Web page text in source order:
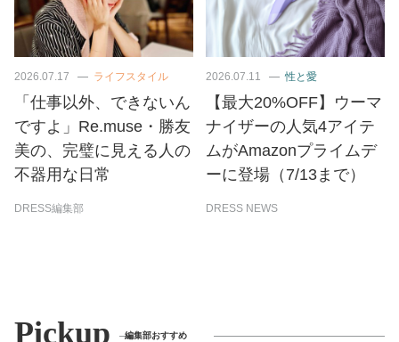
2026.07.17 ライフスタイル
「仕事以外、できないん
ですよ」Re.muse・勝友
美の、完璧に見える人の
不器用な日常
DRESS編集部
2026.07.11 性と愛
【最大20%OFF】ウーマ
ナイザーの人気4アイテ
ムがAmazonプライムデ
ーに登場（7/13まで）
DRESS NEWS
Pickup 編集部おすすめ